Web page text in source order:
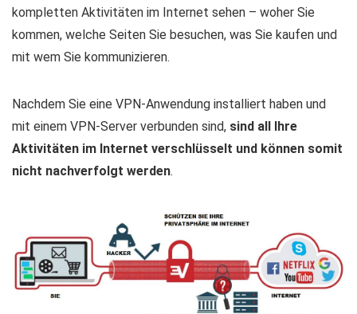
kompletten Aktivitäten im Internet sehen – woher Sie
kommen, welche Seiten Sie besuchen, was Sie kaufen und
mit wem Sie kommunizieren.
Nachdem Sie eine VPN-Anwendung installiert haben und
mit einem VPN-Server verbunden sind, sind all Ihre
Aktivitäten im Internet verschlüsselt und können somit
nicht nachverfolgt werden.